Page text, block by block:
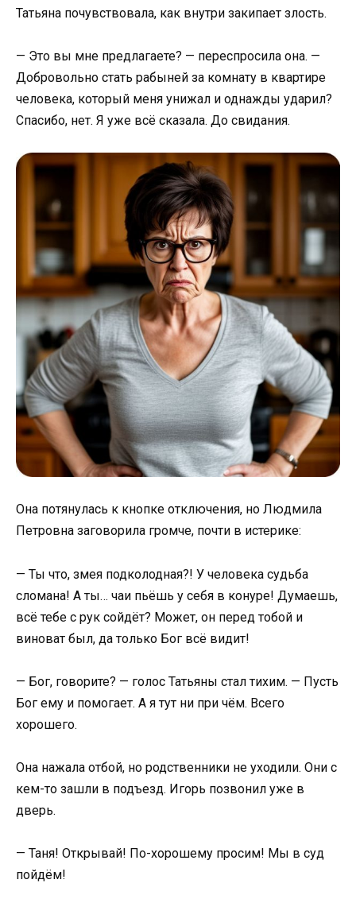
Татьяна почувствовала, как внутри закипает злость.
— Это вы мне предлагаете? — переспросила она. —
Добровольно стать рабыней за комнату в квартире
человека, который меня унижал и однажды ударил?
Спасибо, нет. Я уже всё сказала. До свидания.
Она потянулась к кнопке отключения, но Людмила
Петровна заговорила громче, почти в истерике:
— Ты что, змея подколодная?! У человека судьба
сломана! А ты… чаи пьёшь у себя в конуре! Думаешь,
всё тебе с рук сойдёт? Может, он перед тобой и
виноват был, да только Бог всё видит!
— Бог, говорите? — голос Татьяны стал тихим. — Пусть
Бог ему и помогает. А я тут ни при чём. Всего
хорошего.
Она нажала отбой, но родственники не уходили. Они с
кем-то зашли в подъезд. Игорь позвонил уже в
дверь.
— Таня! Открывай! По-хорошему просим! Мы в суд
пойдём!